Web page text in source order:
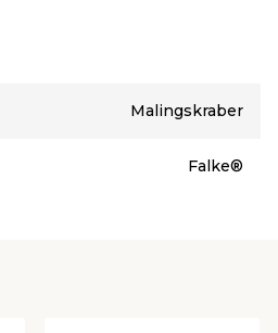
Malingskraber
Falke®